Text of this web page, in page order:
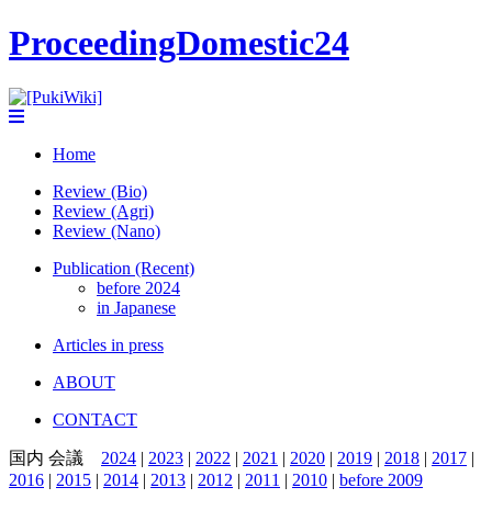
ProceedingDomestic24
Home
Review (Bio)
Review (Agri)
Review (Nano)
Publication (Recent)
before 2024
in Japanese
Articles in press
ABOUT
CONTACT
国内 会議 2024 | 2023 | 2022 | 2021 | 2020 | 2019 | 2018 | 2017 |
2016 | 2015 | 2014 | 2013 | 2012 | 2011 | 2010 | before 2009